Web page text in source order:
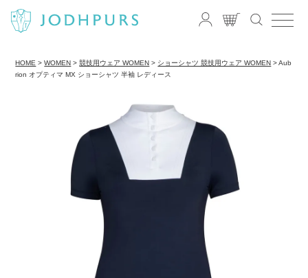
HOME WOMEN 競技用ウェア WOMEN ショーシャツ 競技用ウェア WOMEN
Aub
rion オプティマ MX ショーシャツ 半袖 レディース